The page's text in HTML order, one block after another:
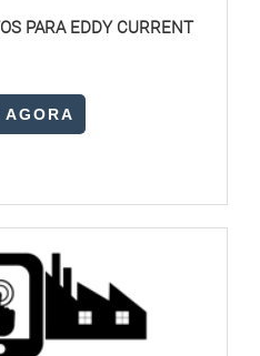
PARA EDDY CURRENT
AGORA